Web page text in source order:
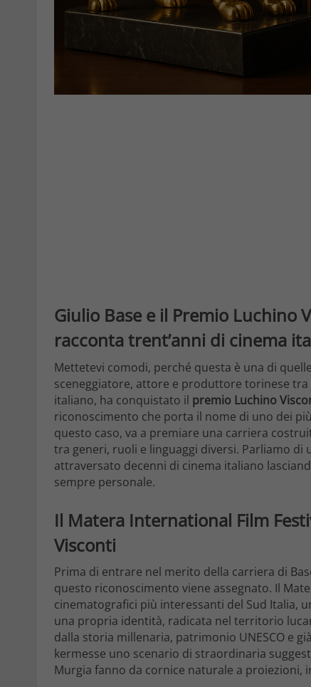
Giulio Base e il Premio Luchino
racconta trent’anni di cinema
Mettetevi comodi, perché questa è una di
sceneggiatore, attore e produttore torinese
italiano, ha conquistato il premio Luchino
riconoscimento che porta il nome di uno dei
questo caso, va a premiare una carriera
tra generi, ruoli e linguaggi diversi. Parliamo di
attraversato decenni di cinema italiano
sempre personale.
Il Matera International Film
Visconti
Prima di entrare nel merito della carriera di
questo riconoscimento viene assegnato. Il
cinematografici più interessanti del Sud Italia,
una propria identità, radicata nel territorio
dalla storia millenaria, patrimonio UNESCO e
kermesse uno scenario di straordinaria
Murgia fanno da cornice naturale a proiezioni,